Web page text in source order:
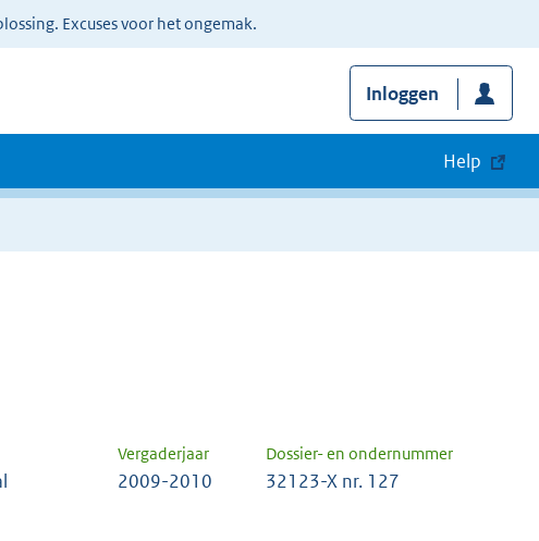
Excuses voor het ongemak.
Inloggen
Help
Vergaderjaar Dossier- en ondernummer
2009-2010 32123-X nr. 127